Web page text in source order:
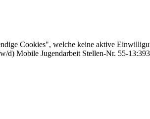
Cookies", welche keine aktive
d) Mobile Jugendarbeit Stellen-Nr. 55-